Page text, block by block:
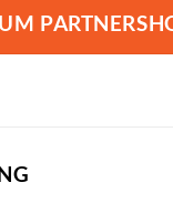
€
ist:
45,95